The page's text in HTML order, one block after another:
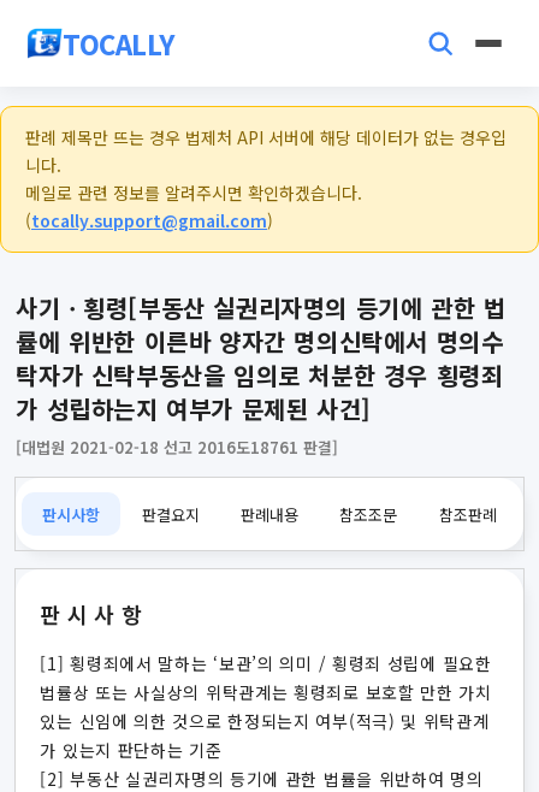
TOCALLY
판례 제목만 뜨는 경우 법제처 API 서버에 해당 데이터가 없는 경우입
니다.
메일로 관련 정보를 알려주시면 확인하겠습니다.
(tocally.support@gmail.com)
사기ㆍ횡령[부동산 실권리자명의 등기에 관한 법
률에 위반한 이른바 양자간 명의신탁에서 명의수
탁자가 신탁부동산을 임의로 처분한 경우 횡령죄
가 성립하는지 여부가 문제된 사건]
[대법원 2021-02-18 선고 2016도18761 판결]
판시사항 판결요지 판례내용 참조조문 참조판례
판시사항
[1] 횡령죄에서 말하는 ‘보관’의 의미 / 횡령죄 성립에 필요한
법률상 또는 사실상의 위탁관계는 횡령죄로 보호할 만한 가치
있는 신임에 의한 것으로 한정되는지 여부(적극) 및 위탁관계
가 있는지 판단하는 기준
[2] 부동산 실권리자명의 등기에 관한 법률을 위반하여 명의